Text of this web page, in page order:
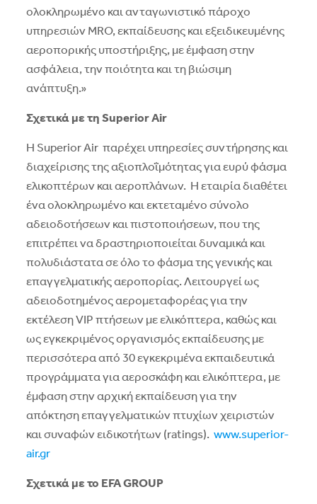
ολοκληρωμένο και ανταγωνιστικό πάροχο
υπηρεσιών MRO, εκπαίδευσης και εξειδικευμένης
αεροπορικής υποστήριξης, με έμφαση στην
ασφάλεια, την ποιότητα και τη βιώσιμη
ανάπτυξη.»
Σχετικά με τη Superior Air
Η Superior Air παρέχει υπηρεσίες συντήρησης και
διαχείρισης της αξιοπλοΐμότητας για ευρύ φάσμα
ελικοπτέρων και αεροπλάνων. Η εταιρία διαθέτει
ένα ολοκληρωμένο και εκτεταμένο σύνολο
αδειοδοτήσεων και πιστοποιήσεων, που της
επιτρέπει να δραστηριοποιείται δυναμικά και
πολυδιάστατα σε όλο το φάσμα της γενικής και
επαγγελματικής αεροπορίας. Λειτουργεί ως
αδειοδοτημένος αερομεταφορέας για την
εκτέλεση VIP πτήσεων με ελικόπτερα, καθώς και
ως εγκεκριμένος οργανισμός εκπαίδευσης με
περισσότερα από 30 εγκεκριμένα εκπαιδευτικά
προγράμματα για αεροσκάφη και ελικόπτερα, με
έμφαση στην αρχική εκπαίδευση για την
απόκτηση επαγγελματικών πτυχίων χειριστών
και συναφών ειδικοτήτων (ratings). www.superior-
air.gr
Σχετικά με το EFA GROUP